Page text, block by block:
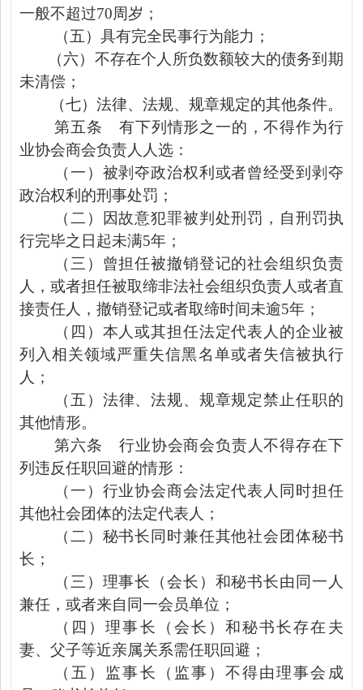
一般不超过70周岁；
（五）具有完全民事行为能力 ；
（六）不存在个人所负数额较大的债务到期
未清偿；
（七）法律、法规、规章规定的其他条件。
第五条
有下列情形之一的，不得作为行
业协会商会负责人人选：
（一）被剥夺政治权利或者曾经受到剥夺
政治权利的刑事处罚 ；
（二）因故意犯罪被判处刑罚，自刑罚执
行完毕之日起未满5年；
（三）曾担任被撤销登记的社会组织负责
人，或者担任被取缔非法社会组织负责人或者直
接责任人，撤销登记或者取缔时间未逾5年；
（四）本人或其担任法定代表人的企业被
列入相关领域严重失信黑名单或者失信被执行
人；
（五） 法律、法规、规章规定禁止任职的
其他情形。
第六条
行业协会商会负责人不得存在下
列违反任职回避的情形：
（一）行业协会商会法定代表人同时担任
其他社会团体的法定代表人；
（二）秘书长同时兼任其他社会团体秘书
长；
（三）理事长（会长）和秘书长由同一人
兼任，或者来自 同一会员单位 ；
（四）理事长（会长）和秘书长存在夫
妻、父子等近亲属关系需任职回避；
（五）监事长（监事）不得由理事会成